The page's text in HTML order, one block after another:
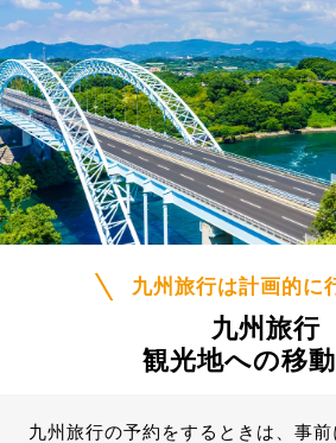
九州旅行は計画的に
九州旅行
観光地への移
九州旅行の予約をするときは、事